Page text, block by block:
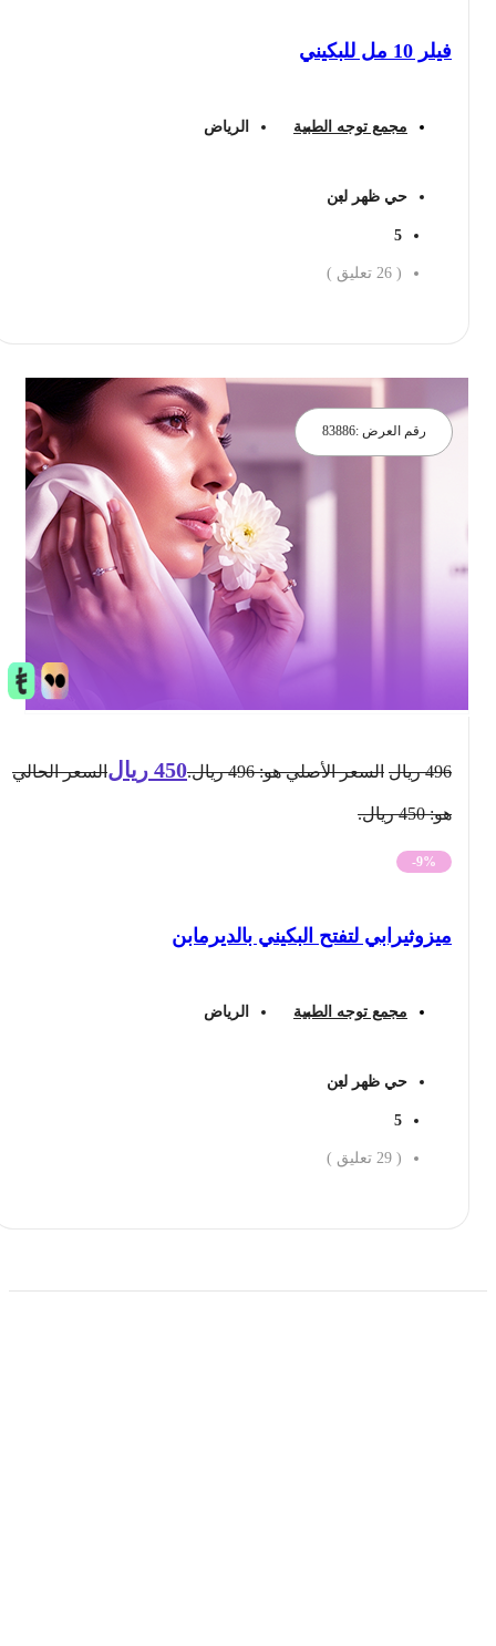
فيلر 10 مل للبكيني
مجمع توجه الطبية الرياض
حي ظهر لبن
26 تعليق )
رقم العرض :83886
ريال السعر الأصلي هو: 496 ريال. 450 ريال السعر الحالي
-9%
ميزوثيرابي لتفتح البكيني بالديرمابن
مجمع توجه الطبية الرياض
حي ظهر لبن
29 تعليق )